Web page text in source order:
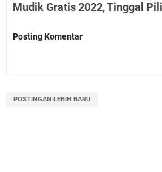
Mudik Gratis 2022, Tinggal
Posting Komentar
POSTINGAN LEBIH BARU